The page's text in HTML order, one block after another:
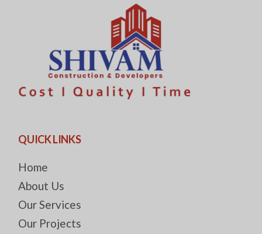
QUICK LINKS
Home
About Us
Our Services
Our Projects